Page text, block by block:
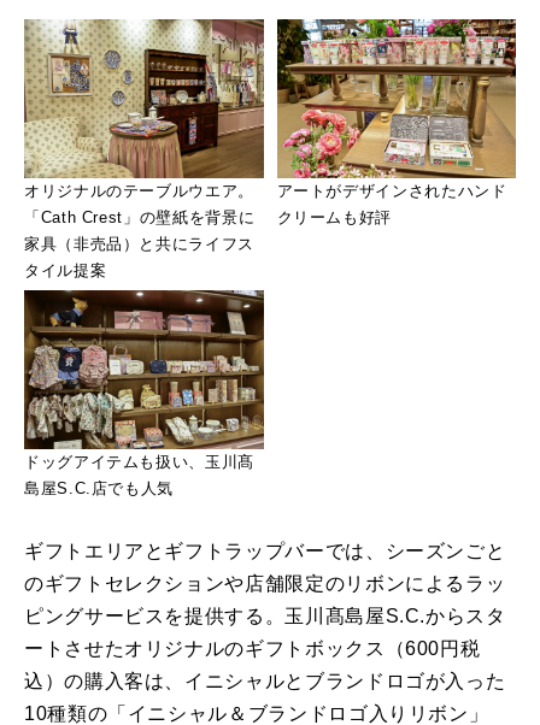
オリジナルのテーブルウエア。
「Cath Crest」の壁紙を背景に
家具（非売品）と共にライフス
タイル提案
アートがデザインされたハンド
クリームも好評
ドッグアイテムも扱い、玉川髙
島屋S.C.店でも人気
ギフトエリアとギフトラップバーでは、シーズンごと
のギフトセレクションや店舗限定のリボンによるラッ
ピングサービスを提供する。玉川髙島屋S.C.からスタ
ートさせたオリジナルのギフトボックス（600円税
込）の購入客は、イニシャルとブランドロゴが入った
10種類の「イニシャル＆ブランドロゴ入りリボン」